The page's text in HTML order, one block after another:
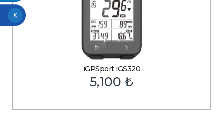
iGPSport iGS320
5,100 ₺
€